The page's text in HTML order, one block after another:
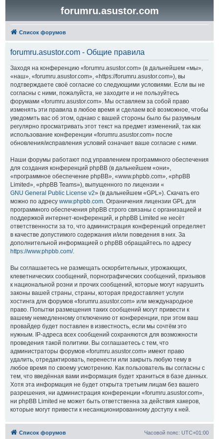
forumru.asustor.com
Список форумов
forumru.asustor.com - Общие правила
Заходя на конференцию «forumru.asustor.com» (в дальнейшем «мы»,
«наш», «forumru.asustor.com», «https://forumru.asustor.com»), вы
подтверждаете своё согласие со следующими условиями. Если вы не
согласны с ними, пожалуйста, не заходите и не пользуйтесь
форумами «forumru.asustor.com». Мы оставляем за собой право
изменять эти правила в любое время и сделаем всё возможное, чтобы
уведомить вас об этом, однако с вашей стороны было бы разумным
регулярно просматривать этот текст на предмет изменений, так как
использование конференции «forumru.asustor.com» после
обновления/исправления условий означает ваше согласие с ними.
Наши форумы работают под управлением программного обеспечения
для создания конференций phpBB (в дальнейшем «они»,
«программное обеспечение phpBB», «www.phpbb.com», «phpBB
Limited», «phpBB Teams»), выпущенного по лицензии «
GNU General Public License v2» (в дальнейшем «GPL»). Скачать его
можно по адресу www.phpbb.com. Ограничения лицензии GPL для
программного обеспечения phpBB строго связаны с организацией и
поддержкой интернет-конференций, и phpBB Limited не несёт
ответственности за то, что администрация конференций определяет
в качестве допустимого содержания и/или поведения в них. За
дополнительной информацией о phpBB обращайтесь по адресу
https://www.phpbb.com/.
Вы соглашаетесь не размещать оскорбительных, угрожающих,
клеветнических сообщений, порнографических сообщений, призывов
к национальной розни и прочих сообщений, которые могут нарушить
законы вашей страны, страны, которая предоставляет услуги
хостинга для форумов «forumru.asustor.com» или международное
право. Попытки размещения таких сообщений могут привести к
вашему немедленному отключению от конференции, при этом ваш
провайдер будет поставлен в известность, если мы сочтём это
нужным. IP-адреса всех сообщений сохраняются для возможности
проведения такой политики. Вы соглашаетесь с тем, что
администраторы форумов «forumru.asustor.com» имеют право
удалить, отредактировать, перенести или закрыть любую тему в
любое время по своему усмотрению. Как пользователь вы согласны с
тем, что введённая вами информация будет храниться в базе данных.
Хотя эта информация не будет открыта третьим лицам без вашего
разрешения, ни администрация конференции «forumru.asustor.com»,
ни phpBB Limited не может быть ответственна за действия хакеров,
которые могут привести к несанкционированному доступу к ней.
Список форумов Часовой пояс: UTC+01:00